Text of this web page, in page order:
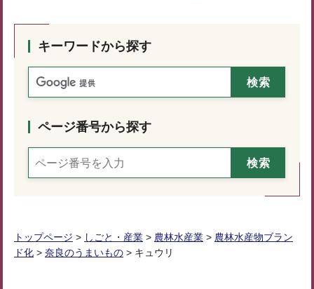
キーワードから探す
ページ番号から探す
トップページ > しごと・産業 > 農林水産業 > 農林水産物ブラン
ド化 > 奈良のうまいもの > キュウリ